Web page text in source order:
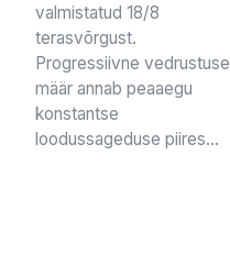
valmistatud 18/8
terasvõrgust.
Progressiivne vedrustuse
määr annab peaaegu
konstantse
loodussageduse piires...